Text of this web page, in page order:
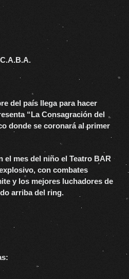
del país llega para hacer
“La Consagración del
donde se coronará al primer
el mes del niño el Teatro BAR
con combates
y los mejores luchadores de
arriba del ring.